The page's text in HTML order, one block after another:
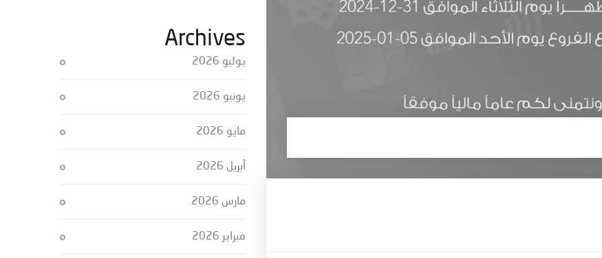
Archives
يوليو 2026
يونيو 2026
مايو 2026
أبريل 2026
مارس 2026
فبراير 2026